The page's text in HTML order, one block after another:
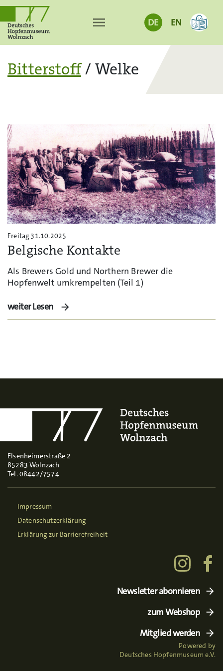
menu DE EN
Bitterstoff/ Welke
Freitag 31.10.2025
Belgische Kontakte
Als Brewers Gold und Northern Brewer die
Hopfenwelt umkrempelten (Teil 1)
weiter Lesen
Elsenheimerstraße 2
85283 Wolnzach
Tel. 08442/7574
Impressum
Datenschutzerklärung
Erklärung zur Barrierefreiheit
Newsletter abonnieren
zum Webshop
Mitglied werden
Powered by
Deutsches Hopfenmuseum e.V.